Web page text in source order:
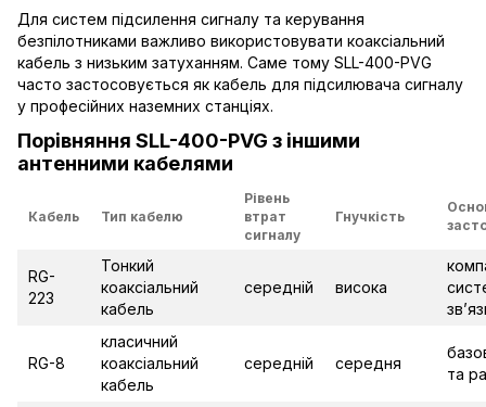
Для систем підсилення сигналу та керування
безпілотниками важливо використовувати коаксіальний
кабель з низьким затуханням. Саме тому SLL-400-PVG
часто застосовується як кабель для підсилювача сигналу
у професійних наземних станціях.
Порівняння SLL-400-PVG з іншими
антенними кабелями
Кабель Тип кабелю
Рівень
втрат
сигналу
Гнучкість
RG-
223
Тонкий
коаксіальний
кабель
середній висока
RG-8
класичний
коаксіальний
кабель
середній середня
та